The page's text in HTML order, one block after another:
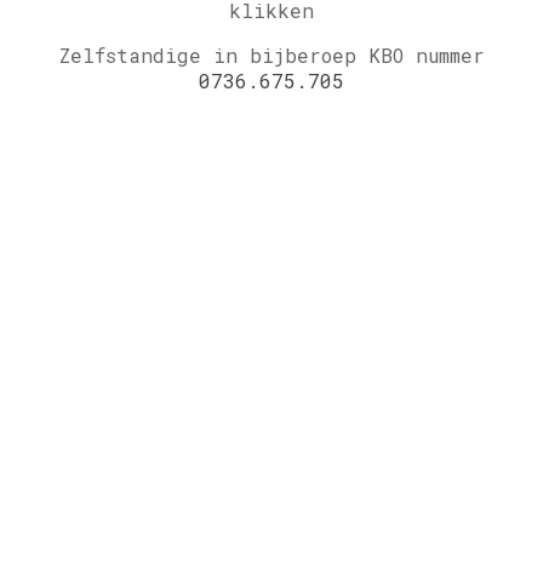
klikken
Zelfstandige in bijberoep KBO nummer
0736.675.705